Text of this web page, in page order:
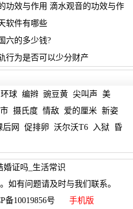
功效与作用 滴水观音的功效与作
软件有哪些
六的多少钱?
行为是否可以少分财产
环球 编辫 豌豆黄 尖叫声 美
市 摄氏度 情敌 爱的厘米 新姿
后网 促排卵 沃尔沃T6 入狱
昏
婚证吗_生活常识
如有问题请及时与我们联系。
备10019856号 手机版